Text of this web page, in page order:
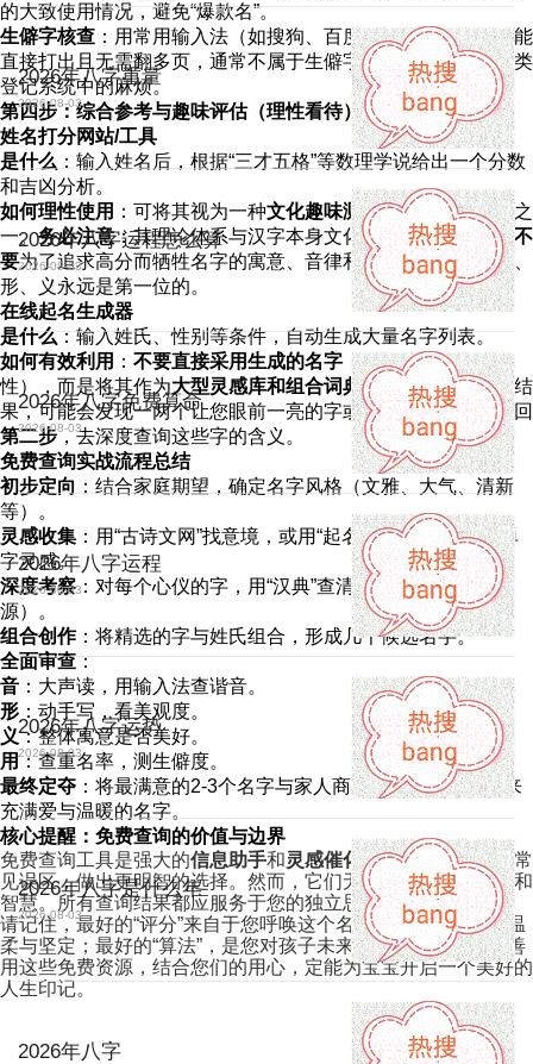
的大致使用情况，避免“爆款名”。
生僻字核查 ：用常用输入法（如搜狗、百度）输入该字，如果能
直接打出且无需翻多页，通常不属于生僻字，可避免未来在各类
登记系统中的麻烦。
第四步：综合参考与趣味评估（理性看待）
姓名打分网站/工具
是什么 ：输入姓名后，根据“三才五格”等数理学说给出一个分数
和吉凶分析。
如何理性使用 ：可将其视为一种文化趣味测试或多种参考视角之
一。务必注意：其理论体系与汉字本身文化关联度有限，绝对不
要为了追求高分而牺牲名字的寓意、音律和您的个人喜好。音、
形、义永远是第一位的。
在线起名生成器
是什么 ：输入姓氏、性别等条件，自动生成大量名字列表。
如何有效利用 ： 不要直接采用生成的名字 （易重复且缺乏个
性），而是将其作为大型灵感库和组合词典使用。浏览生成的结
果，可能会发现一两个让您眼前一亮的字或搭配思路，然后跳回
第二步，去深度查询这些字的含义。
免费查询实战流程总结
初步定向 ：结合家庭期望，确定名字风格（文雅、大气、清新
等）。
灵感收集 ：用“古诗文网”找意境，或用“起名生成器”广撒网找单
字灵感。
深度考察：对每个心仪的字，用“汉典”查清老底（字义、来
源）。
组合创作：将精选的字与姓氏组合，形成几个候选名字。
全面审查 ：
音 ：大声读，用输入法查谐音。
形 ：动手写，看美观度。
义：整体寓意是否美好。
用：查重名率，测生僻度。
最终定夺 ：将最满意的2-3个名字与家人商议，选定那个念起来
充满爱与温暖的名字。
核心提醒：免费查询的价值与边界
免费查询工具是强大的信息助手和灵感催化剂，能帮助您规避常
见误区，做出更明智的选择。然而，它们无法替代父母的情感和
智慧。所有查询结果都应服务于您的独立思考和情感选择。
请记住，最好的“评分”来自于您呼唤这个名字时，心中涌起的温
柔与坚定；最好的“算法”，是您对孩子未来无尽的期盼与爱。善
用这些免费资源，结合您们的用心，定能为宝宝开启一个美好的
人生印记。
2026年八字重量
2026-08-03
2026年八字运程怎么算
2026-08-03
2026年八字免费算命
2026-08-03
2026年八字运程
2026-08-03
2026年八字运势
2026-08-03
2026年八字是什么年
2026-08-03
2026年八字